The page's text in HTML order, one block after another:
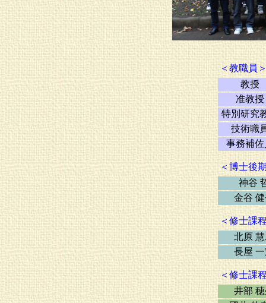
＜教職員
教授
准教授
特別研究
技術職
事務補佐
＜博士後
神谷
金谷
＜修士課
北原
長屋
＜修士課
井部